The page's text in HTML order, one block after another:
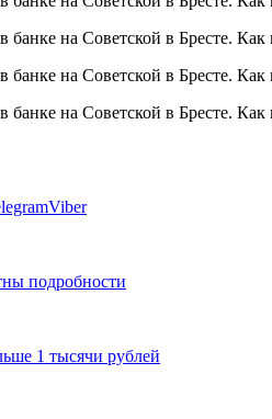
Viber
подробности
1 тысячи рублей